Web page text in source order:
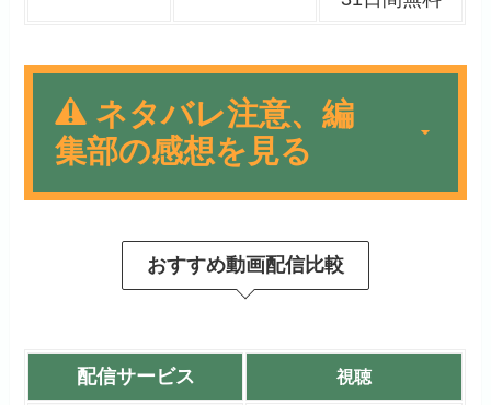
ネタバレ注意、編
集部の感想を見る
ケロロアニメのラストシーズ
ンで寂しさを感じたりしまし
た。相変わらずの危なっかし
は朝の放送と深夜の放送とあ
ったりして深夜の放送は朝の
おすすめ動画配信比較
配信サービス 視聴